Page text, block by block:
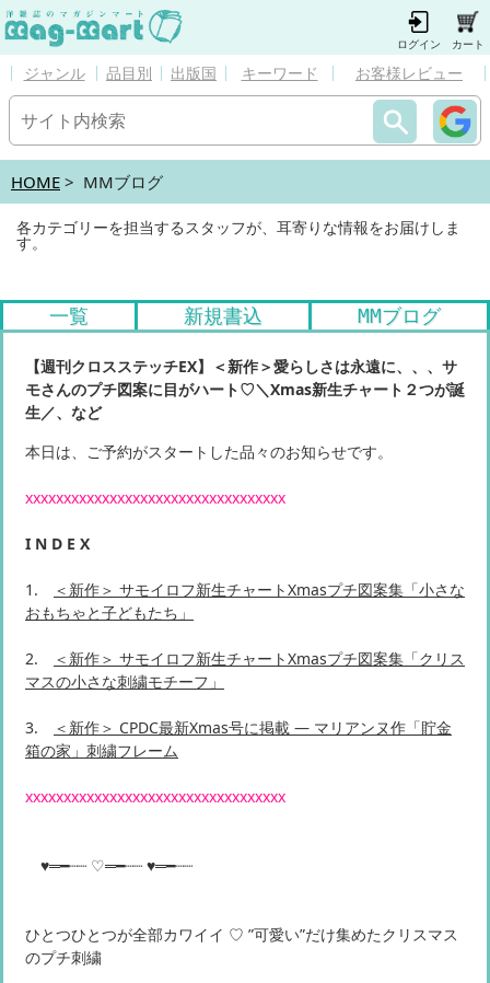
ログイン カート
ジャンル 品目別 出版国 キーワード お客様レビュー
HOME > MMブログ
各カテゴリーを担当するスタッフが、耳寄りな情報をお届けしま
す。
一覧 新規書込 MMブログ
【週刊クロスステッチEX】＜新作＞愛らしさは永遠に、、、サ
モさんのプチ図案に目がハート♡＼Xmas新生チャート２つが誕
生／、など
本日は、ご予約がスタートした品々のお知らせです。
xxxxxxxxxxxxxxxxxxxxxxxxxxxxxxxxxx
I N D E X
1.
＜新作＞ サモイロフ新生チャートXmasプチ図案集「小さな
おもちゃと子どもたち」
2.
＜新作＞ サモイロフ新生チャートXmasプチ図案集「クリス
マスの小さな刺繍モチーフ」
3.
＜新作＞ CPDC最新Xmas号に掲載 ― マリアンヌ作「貯金
箱の家」刺繍フレーム
xxxxxxxxxxxxxxxxxxxxxxxxxxxxxxxxxx
♥═━┈┈ ♡═━┈┈ ♥═━┈┈
ひとつひとつが全部カワイイ ♡ ”可愛い”だけ集めたクリスマス
のプチ刺繍